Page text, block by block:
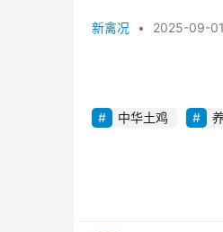
新禽况 • 2025-09-
中华土鸡